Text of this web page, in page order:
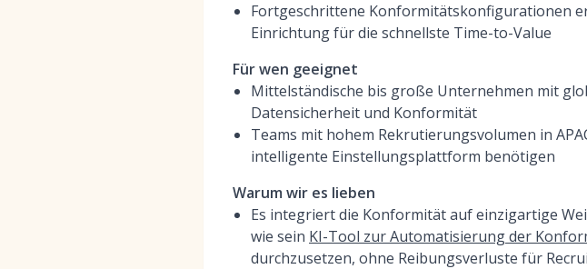
Fortgeschrittene Konformitätskonfigurationen
Einrichtung für die schnellste Time-to-Value
Für wen geeignet
Mittelständische bis große Unternehmen mit
Datensicherheit und Konformität
Teams mit hohem Rekrutierungsvolumen in
intelligente Einstellungsplattform benötigen
Warum wir es lieben
Es integriert die Konformität auf einzigartige
wie sein KI-Tool zur Automatisierung der
durchzusetzen, ohne Reibungsverluste für